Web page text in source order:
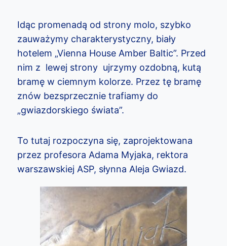
Idąc promenadą od strony molo, szybko
zauważymy charakterystyczny, biały
hotelem „Vienna House Amber Baltic”. Przed
nim z lewej strony ujrzymy ozdobną, kutą
bramę w ciemnym kolorze. Przez tę bramę
znów bezsprzecznie trafiamy do
„gwiazdorskiego świata”.
To tutaj rozpoczyna się, zaprojektowana
przez profesora Adama Myjaka, rektora
warszawskiej ASP, słynna Aleja Gwiazd.